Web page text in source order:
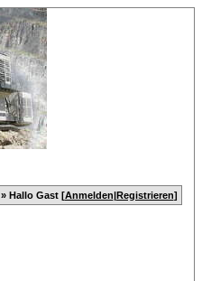
» Hallo Gast [Anmelden|Registrieren]